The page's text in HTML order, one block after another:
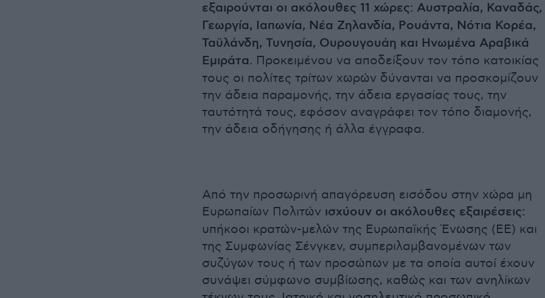
εξαιρούνται οι ακόλουθες 11 χώρες: Αυστραλία, Καναδάς,
Γεωργία, Ιαπωνία, Νέα Ζηλανδία, Ρουάντα, Νότια Κορέα,
Ταϋλάνδη, Τυνησία, Ουρουγουάη και Ηνωμένα Αραβικά
Εμιράτα. Προκειμένου να αποδείξουν τον τόπο κατοικίας
τους οι πολίτες τρίτων χωρών δύνανται να προσκομίζουν
την άδεια παραμονής, την άδεια εργασίας τους, την
ταυτότητά τους, εφόσον αναγράφει τον τόπο διαμονής,
την άδεια οδήγησης ή άλλα έγγραφα.
Από την προσωρινή απαγόρευση εισόδου στην χώρα μη
Ευρωπαίων Πολιτών ισχύουν οι ακόλουθες εξαιρέσεις:
υπήκοοι κρατών-μελών της Ευρωπαϊκής Ένωσης (ΕΕ) και
της Συμφωνίας Σένγκεν, συμπεριλαμβανομένων των
συζύγων τους ή των προσώπων με τα οποία αυτοί έχουν
συνάψει σύμφωνο συμβίωσης, καθώς και των ανηλίκων